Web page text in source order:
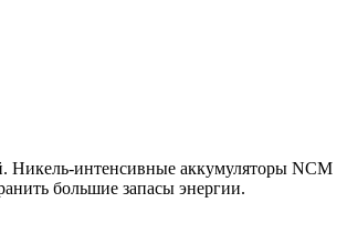
Никель-интенсивные аккумуляторы NCM
большие запасы энергии.